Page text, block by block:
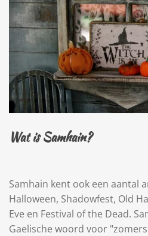
Wat is Samhain?
Samhain kent ook een aantal
Halloween, Shadowfest, Old
Eve en Festival of the Dead.
Gaelische woord voor